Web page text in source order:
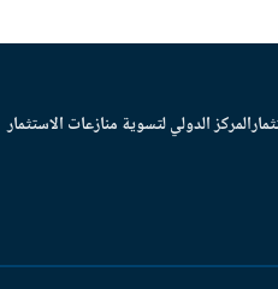
المركز الدولي لتسوية منازعات الاستثمار